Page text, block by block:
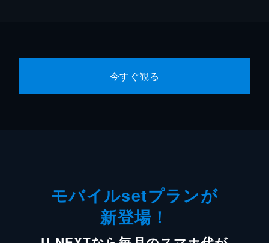
今すぐ観る
モバイルsetプランが
新登場！